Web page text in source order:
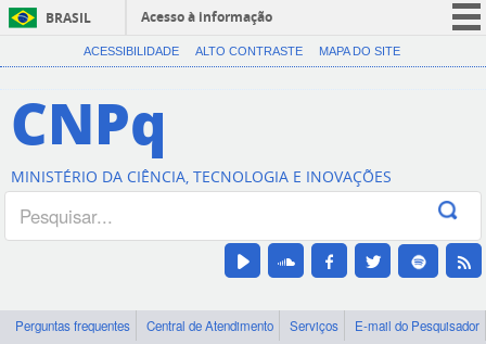
BRASIL
Acesso à informação
CORONAVÍRUS (COVID-19)
Canais
ACESSIBILIDADE ALTO CONTRASTE MAPA DO SITE
CNPq
MINISTÉRIO DA CIÊNCIA, TECNOLOGIA E INOVAÇÕES
Perguntas frequentes Central de Atendimento Serviços
E-mail do Pesquisador